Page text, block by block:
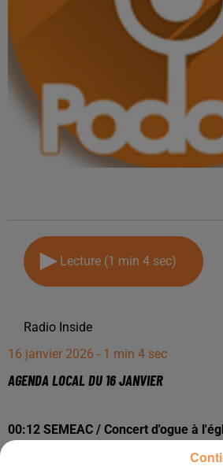
Lecture (1 min 4 sec)
Radio Inside
16 janvier 2026 - 1 min 4 sec
AGENDA LOCAL DU 16 JANVIER
00:12 SEMEAC / Concert d'ogue à